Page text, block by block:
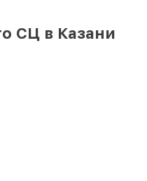
Infratech в
СЦ в Казани